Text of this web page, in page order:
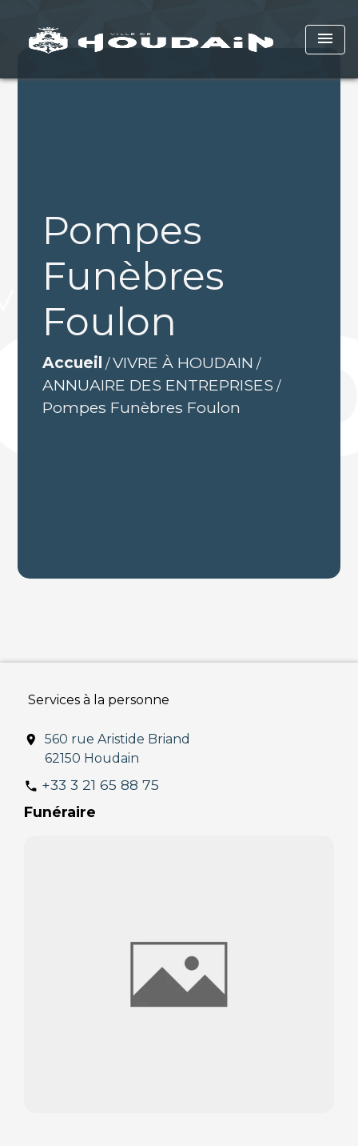
menu
Pompes
Funèbres
Foulon
Accueil /VIVRE À HOUDAIN /
ANNUAIRE DES ENTREPRISES /
Pompes Funèbres Foulon
Services à la personne
location_on
560 rue Aristide Briand
62150 Houdain
phone +33 3 21 65 88 75
Funéraire